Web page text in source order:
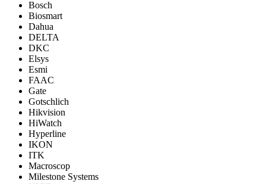
Bosch
Biosmart
Dahua
DELTA
DKC
Elsys
Esmi
FAAC
Gate
Gotschlich
Hikvision
HiWatch
Hyperline
IKON
ITK
Macroscop
Milestone Systems